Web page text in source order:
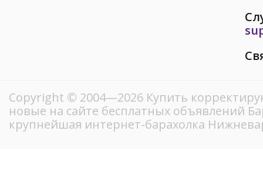
Copyright © 2004—2026 Купить
новые на сайте бесплатных объявлений
крупнейшая интернет-барахолка